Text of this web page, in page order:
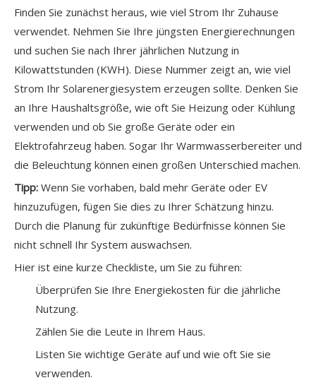
Finden Sie zunächst heraus, wie viel Strom Ihr Zuhause
verwendet. Nehmen Sie Ihre jüngsten Energierechnungen
und suchen Sie nach Ihrer jährlichen Nutzung in
Kilowattstunden (KWH). Diese Nummer zeigt an, wie viel
Strom Ihr Solarenergiesystem erzeugen sollte. Denken Sie
an Ihre Haushaltsgröße, wie oft Sie Heizung oder Kühlung
verwenden und ob Sie große Geräte oder ein
Elektrofahrzeug haben. Sogar Ihr Warmwasserbereiter und
die Beleuchtung können einen großen Unterschied machen.
Tipp: Wenn Sie vorhaben, bald mehr Geräte oder EV
hinzuzufügen, fügen Sie dies zu Ihrer Schätzung hinzu.
Durch die Planung für zukünftige Bedürfnisse können Sie
nicht schnell Ihr System auswachsen.
Hier ist eine kurze Checkliste, um Sie zu führen:
Überprüfen Sie Ihre Energiekosten für die jährliche
Nutzung.
Zählen Sie die Leute in Ihrem Haus.
Listen Sie wichtige Geräte auf und wie oft Sie sie
verwenden.